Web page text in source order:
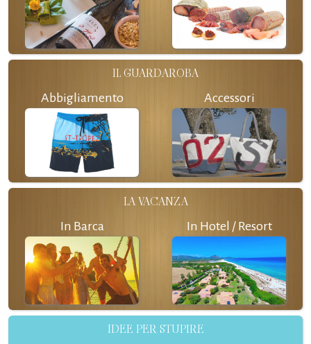
IL GUARDAROBA
Abbigliamento Accessori
LA VACANZA
In Barca In Hotel / Resort
IDEE PER STUPIRE